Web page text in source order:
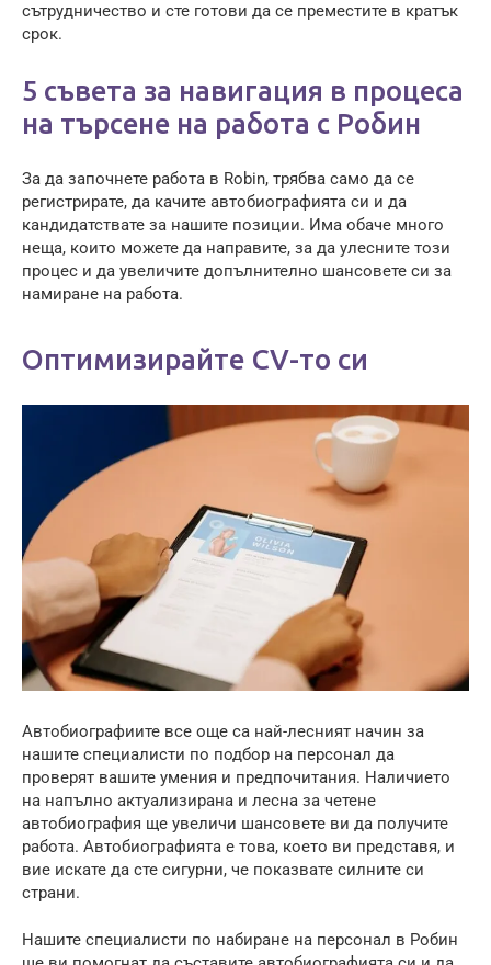
сътрудничество и сте готови да се преместите в кратък
срок.
5 съвета за навигация в процеса
на търсене на работа с Робин
За да започнете работа в Robin, трябва само да се
регистрирате, да качите автобиографията си и да
кандидатствате за нашите позиции. Има обаче много
неща, които можете да направите, за да улесните този
процес и да увеличите допълнително шансовете си за
намиране на работа.
Оптимизирайте CV-то си
Автобиографиите все още са най-лесният начин за
нашите специалисти по подбор на персонал да
проверят вашите умения и предпочитания. Наличието
на напълно актуализирана и лесна за четене
автобиография ще увеличи шансовете ви да получите
работа. Автобиографията е това, което ви представя, и
вие искате да сте сигурни, че показвате силните си
страни.
Нашите специалисти по набиране на персонал в Робин